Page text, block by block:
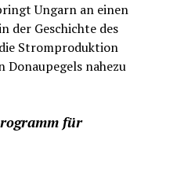
Ungarn an einen
der Geschichte des
Stromproduktion
Donaupegels nahezu
für